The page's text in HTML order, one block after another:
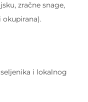
zračne snage,
i lokalnog